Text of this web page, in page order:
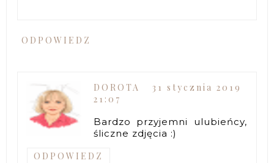
ODPOWIEDZ
DOROTA
31 stycznia 2019
21:07
Bardzo przyjemni ulubieńcy,
śliczne zdjęcia :)
ODPOWIEDZ